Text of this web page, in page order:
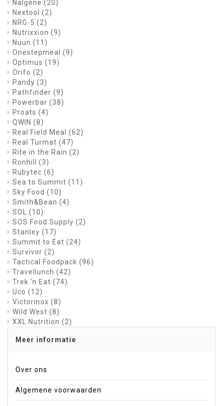
Nalgene (20)
Nextool (2)
NRG-5 (2)
Nutrixxion (9)
Nuun (11)
Onestepmeal (9)
Optimus (19)
Orifo (2)
Pandy (3)
Pathfinder (9)
Powerbar (38)
Proats (4)
QWIN (8)
Real Field Meal (62)
Real Turmat (47)
Rite in the Rain (2)
Ronhill (3)
Rubytec (6)
Sea to Summit (11)
Sky Food (10)
Smith&Bean (4)
SOL (10)
SOS Food Supply (2)
Stanley (17)
Summit to Eat (24)
Survivor (2)
Tactical Foodpack (96)
Travellunch (42)
Trek 'n Eat (74)
Uco (12)
Victorinox (8)
Wild West (8)
XXL Nutrition (2)
Meer informatie
Over ons
Algemene voorwaarden